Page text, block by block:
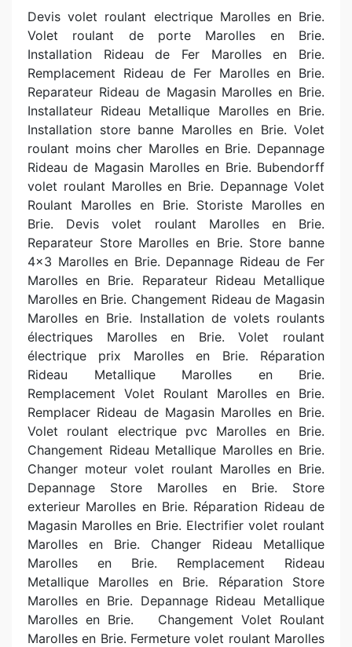
Devis volet roulant electrique Marolles en Brie.
Volet roulant de porte Marolles en Brie.
Installation Rideau de Fer Marolles en Brie.
Remplacement Rideau de Fer Marolles en Brie.
Reparateur Rideau de Magasin Marolles en Brie.
Installateur Rideau Metallique Marolles en Brie.
Installation store banne Marolles en Brie. Volet
roulant moins cher Marolles en Brie. Depannage
Rideau de Magasin Marolles en Brie. Bubendorff
volet roulant Marolles en Brie. Depannage Volet
Roulant Marolles en Brie. Storiste Marolles en
Brie. Devis volet roulant Marolles en Brie.
Reparateur Store Marolles en Brie. Store banne
4x3 Marolles en Brie. Depannage Rideau de Fer
Marolles en Brie. Reparateur Rideau Metallique
Marolles en Brie. Changement Rideau de Magasin
Marolles en Brie. Installation de volets roulants
électriques Marolles en Brie. Volet roulant
électrique prix Marolles en Brie. Réparation
Rideau Metallique Marolles en Brie.
Remplacement Volet Roulant Marolles en Brie.
Remplacer Rideau de Magasin Marolles en Brie.
Volet roulant electrique pvc Marolles en Brie.
Changement Rideau Metallique Marolles en Brie.
Changer moteur volet roulant Marolles en Brie.
Depannage Store Marolles en Brie. Store
exterieur Marolles en Brie. Réparation Rideau de
Magasin Marolles en Brie. Electrifier volet roulant
Marolles en Brie. Changer Rideau Metallique
Marolles en Brie. Remplacement Rideau
Metallique Marolles en Brie. Réparation Store
Marolles en Brie. Depannage Rideau Metallique
Marolles en Brie. Changement Volet Roulant
Marolles en Brie. Fermeture volet roulant Marolles